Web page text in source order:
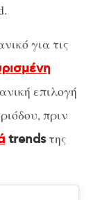
για τις
επιλογή
πριν
trendsτης